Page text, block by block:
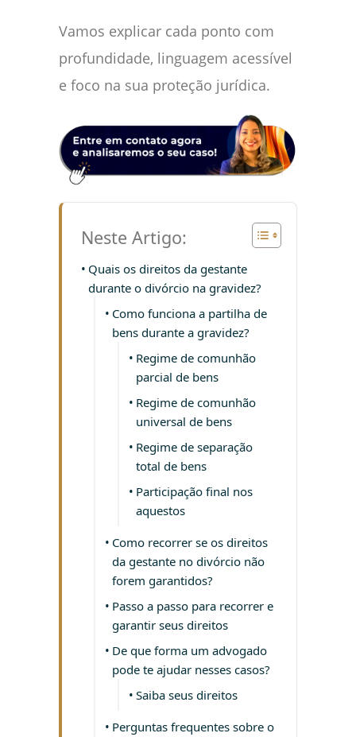
Vamos explicar cada ponto com
profundidade, linguagem acessível
e foco na sua proteção jurídica.
Neste Artigo:
Quais os direitos da gestante
durante o divórcio na gravidez?
Como funciona a partilha de
bens durante a gravidez?
Regime de comunhão
parcial de bens
Regime de comunhão
universal de bens
Regime de separação
total de bens
Participação final nos
aquestos
Como recorrer se os direitos
da gestante no divórcio não
forem garantidos?
Passo a passo para recorrer e
garantir seus direitos
De que forma um advogado
pode te ajudar nesses casos?
Saiba seus direitos
Perguntas frequentes sobre o